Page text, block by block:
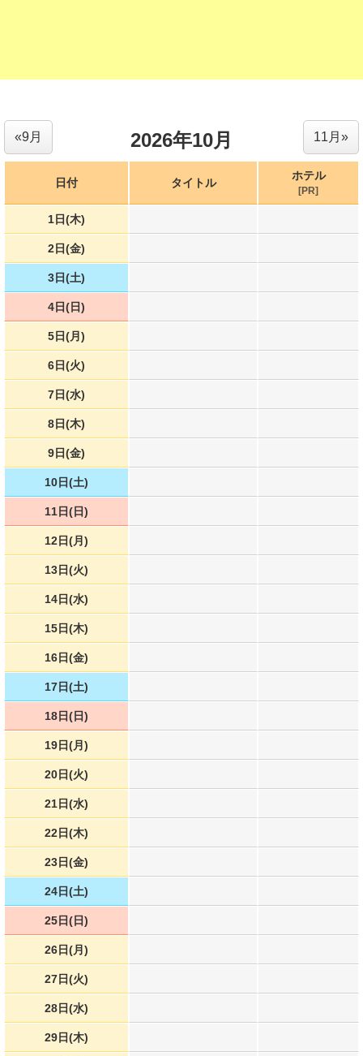
2026年10月 11月»
«9月
日付 タイトル
ホテル
[PR]
1日(木)
2日(金)
3日(土)
4日(日)
5日(月)
6日(火)
7日(水)
8日(木)
9日(金)
10日(土)
11日(日)
12日(月)
13日(火)
14日(水)
15日(木)
16日(金)
17日(土)
18日(日)
19日(月)
20日(火)
21日(水)
22日(木)
23日(金)
24日(土)
25日(日)
26日(月)
27日(火)
28日(水)
29日(木)